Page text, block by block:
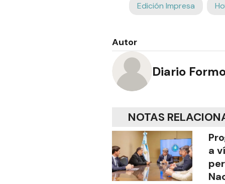
Edición Impresa
Autor
Diario
NOTAS
a